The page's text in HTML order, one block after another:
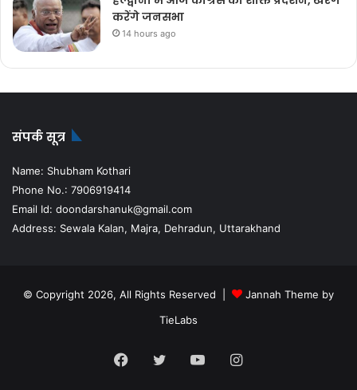
करेंगे जनसभा
14 hours ago
संपर्क सूत्र
Name: Shubham Kothari
Phone No.: 7906919414
Email Id: doondarshanuk@gmail.com
Address: Sewala Kalan, Majra, Dehradun, Uttarakhand
© Copyright 2026, All Rights Reserved |
Jannah Theme by
TieLabs
Facebook
TwitterYouTubeInstagram